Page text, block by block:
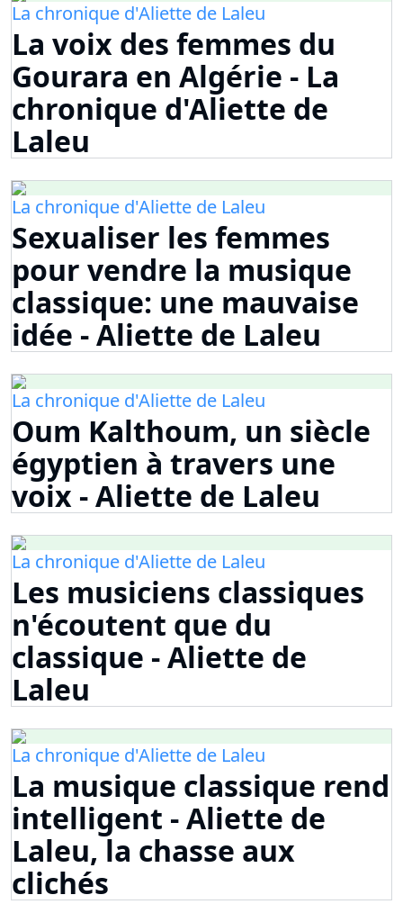
La chronique d'Aliette de Laleu
La voix des femmes du
Gourara en Algérie - La
chronique d'Aliette de
Laleu
La chronique d'Aliette de Laleu
Sexualiser les femmes
pour vendre la musique
classique: une mauvaise
idée - Aliette de Laleu
La chronique d'Aliette de Laleu
Oum Kalthoum, un siècle
égyptien à travers une
voix - Aliette de Laleu
La chronique d'Aliette de Laleu
Les musiciens classiques
n'écoutent que du
classique - Aliette de
Laleu
La chronique d'Aliette de Laleu
La musique classique rend
intelligent - Aliette de
Laleu, la chasse aux
clichés